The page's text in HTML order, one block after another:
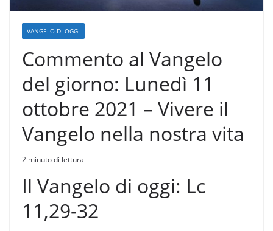
VANGELO DI OGGI
Commento al Vangelo
del giorno: Lunedì 11
ottobre 2021 – Vivere il
Vangelo nella nostra vita
2 minuto di lettura
Il Vangelo di oggi: Lc
11,29-32